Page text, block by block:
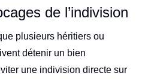
de l’indivision
plusieurs héritiers ou
détenir un bien
une indivision directe sur